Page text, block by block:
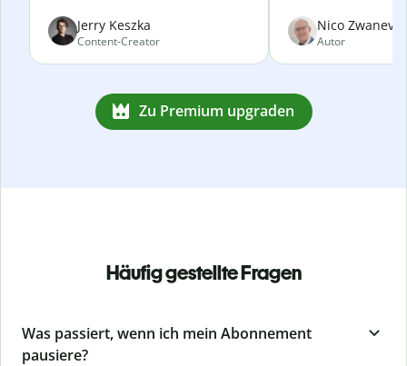
Jerry Keszka
Content-Creator
Nico
Autor
Zu Premium upgraden
Häufig gestellte Fragen
Was passiert, wenn ich mein Abonnement
pausiere?